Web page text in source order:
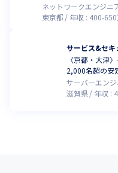
ネットワークエンジニ
東京都
年収 : 400-650
サービス&セキ
〈京都・大津
2,000名超の安
サーバーエン
滋賀県
年収 :